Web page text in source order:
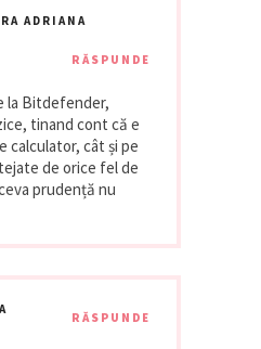
ADRIANA
RĂSPUNDE
la Bitdefender,
tinand cont că e
calculator, cât și pe
de orice fel de
prudență nu
RĂSPUNDE